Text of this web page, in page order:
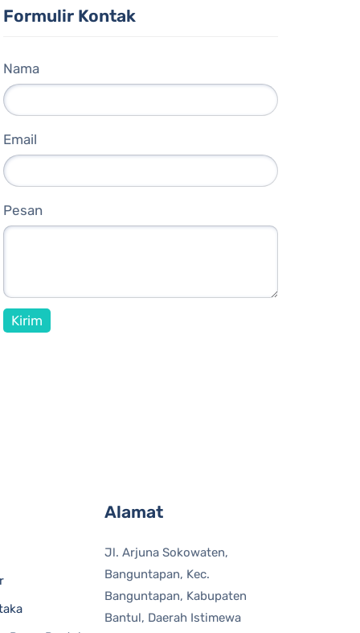
Formulir Kontak
Nama
Email
Pesan
Alamat
Jl. Arjuna Sokowaten,
Banguntapan, Kec.
Banguntapan, Kabupaten
Bantul, Daerah Istimewa